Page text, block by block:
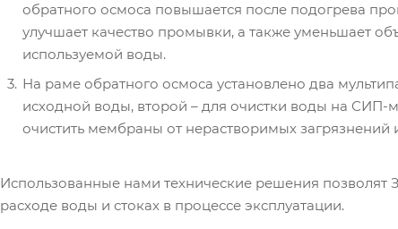
обратного осмоса повышается после подогрева
улучшает качество промывки, а также уменьшает
используемой воды.
На раме обратного осмоса установлено два
исходной воды, второй – для очистки воды на СИП-
очистить мембраны от нерастворимых загрязнений
Использованные нами технические решения позволят
расходе воды и стоках в процессе эксплуатации.